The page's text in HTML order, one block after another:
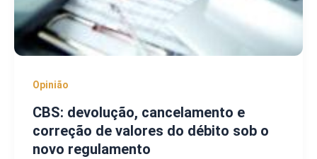
Opinião
CBS: devolução, cancelamento e
correção de valores do débito sob o
novo regulamento